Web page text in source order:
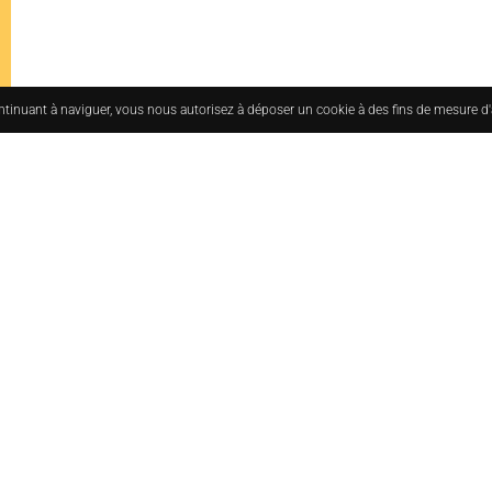
à naviguer, vous nous autorisez à déposer un cookie à des fins de mesure